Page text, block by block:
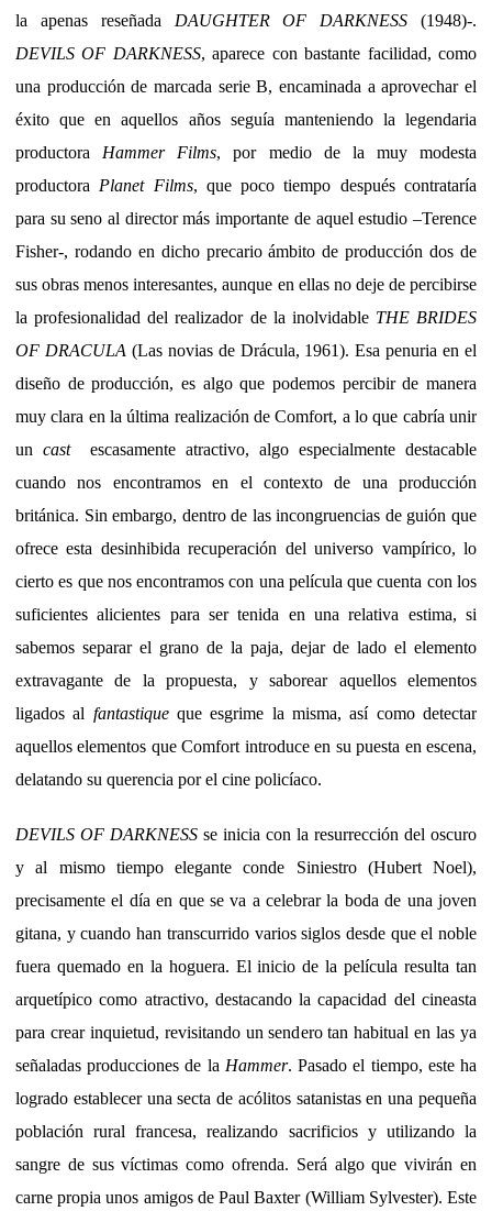
la apenas reseñada DAUGHTER OF DARKNESS (1948)-.
DEVILS OF DARKNESS, aparece con bastante facilidad, como
una producción de marcada serie B, encaminada a aprovechar el
éxito que en aquellos años seguía manteniendo la legendaria
productora Hammer Films, por medio de la muy modesta
productora Planet Films, que poco tiempo después contrataría
para su seno al director más importante de aquel estudio –Terence
Fisher-, rodando en dicho precario ámbito de producción dos de
sus obras menos interesantes, aunque en ellas no deje de percibirse
la profesionalidad del realizador de la inolvidable THE BRIDES
OF DRACULA (Las novias de Drácula, 1961). Esa penuria en el
diseño de producción, es algo que podemos percibir de manera
muy clara en la última realización de Comfort, a lo que cabría unir
un cast
escasamente atractivo, algo especialmente destacable
cuando nos encontramos en el contexto de una producción
británica. Sin embargo, dentro de las incongruencias de guión que
ofrece esta desinhibida recuperación del universo vampírico, lo
cierto es que nos encontramos con una película que cuenta con los
suficientes alicientes para ser tenida en una relativa estima, si
sabemos separar el grano de la paja, dejar de lado el elemento
extravagante de la propuesta, y saborear aquellos elementos
ligados al fantastiqueque esgrime la misma, así como detectar
aquellos elementos que Comfort introduce en su puesta en escena,
delatando su querencia por el cine policíaco.
DEVILS OF DARKNESS se inicia con la resurrección del oscuro
y al mismo tiempo elegante conde Siniestro (Hubert Noel),
precisamente el día en que se va a celebrar la boda de una joven
gitana, y cuando han transcurrido varios siglos desde que el noble
fuera quemado en la hoguera. El inicio de la película resulta tan
arquetípico como atractivo, destacando la capacidad del cineasta
para crear inquietud, revisitando un sendero tan habitual en las ya
señaladas producciones de la Hammer. Pasado el tiempo, este ha
logrado establecer una secta de acólitos satanistas en una pequeña
población rural francesa, realizando sacrificios y utilizando la
sangre de sus víctimas como ofrenda. Será algo que vivirán en
carne propia unos amigos de Paul Baxter (William Sylvester). Este